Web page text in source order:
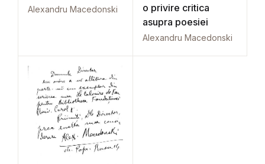
Alexandru Macedonski
o privire critica
asupra poesiei
Alexandru Macedonski